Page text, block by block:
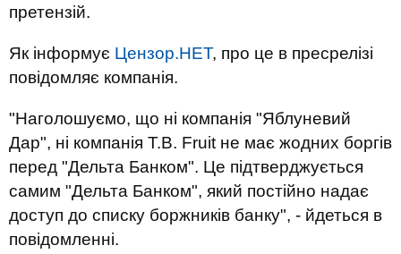
претензій.
Як інформує Цензор.НЕТ, про це в пресрелізі
повідомляє компанія.
"Наголошуємо, що ні компанія "Яблуневий
Дар", ні компанія T.B. Fruit не має жодних боргів
перед "Дельта Банком". Це підтверджується
самим "Дельта Банком", який постійно надає
доступ до списку боржників банку", - йдеться в
повідомленні.